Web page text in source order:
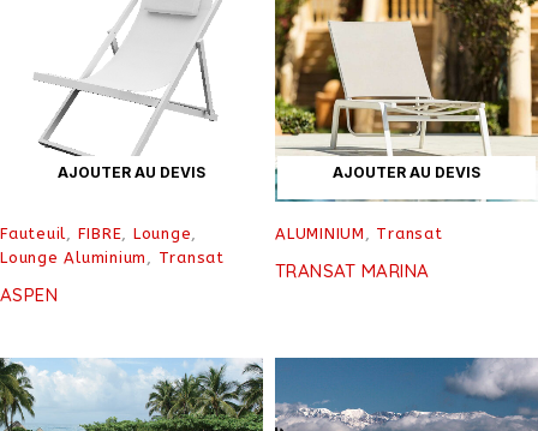
AJOUTER AU DEVIS
Fauteuil, FIBRE, Lounge,
Lounge Aluminium , Transat
ASPEN
AJOUTER AU DEVIS
ALUMINIUM , Transat
TRANSAT MARINA